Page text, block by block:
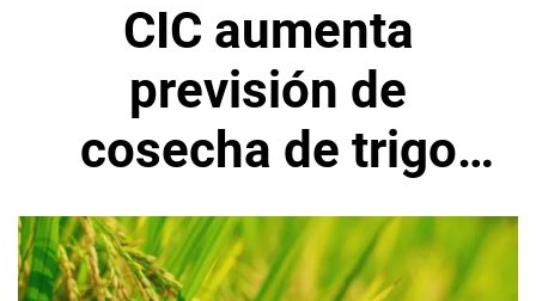
CIC aumenta
previsión de
cosecha de trigo
para temporada
25/26